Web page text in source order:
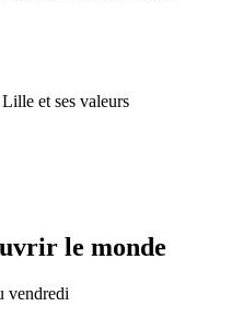
et ses valeurs
le monde
vendredi